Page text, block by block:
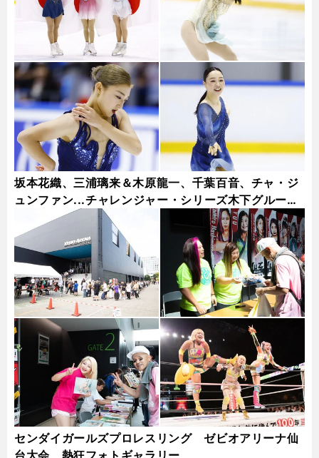
坂本花織、三浦璃来＆木原龍一、千葉百音、チャ・ジ
ュンファン...チャレンジャー・シリーズ木下グループ
杯フォトギャラリー
センダイガールズプロレスリング ゼビオアリーナ仙
台大会 熱狂フォトギャラリー